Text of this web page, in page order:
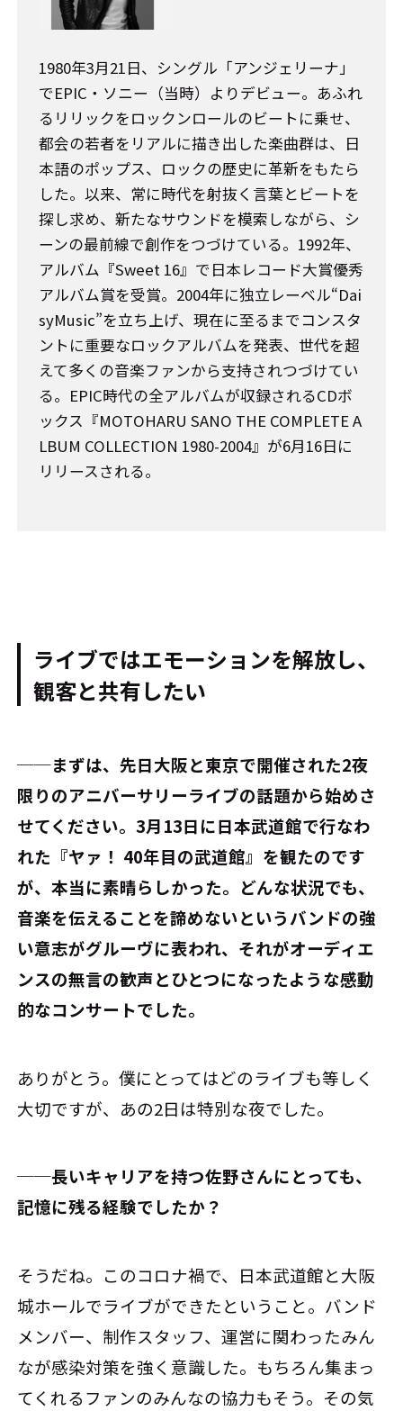
1980年3月21日、シングル「アンジェリーナ」
でEPIC・ソニー（当時）よりデビュー。あふれ
るリリックをロックンロールのビートに乗せ、
都会の若者をリアルに描き出した楽曲群は、日
本語のポップス、ロックの歴史に革新をもたら
した。以来、常に時代を射抜く言葉とビートを
探し求め、新たなサウンドを模索しながら、シ
ーンの最前線で創作をつづけている。1992年、
アルバム『Sweet 16』で日本レコード大賞優秀
アルバム賞を受賞。2004年に独立レーベル“Dai
syMusic”を立ち上げ、現在に至るまでコンスタ
ントに重要なロックアルバムを発表、世代を超
えて多くの音楽ファンから支持されつづけてい
る。EPIC時代の全アルバムが収録されるCDボ
ックス『MOTOHARU SANO THE COMPLETE A
LBUM COLLECTION 1980-2004』が6月16日に
リリースされる。
ライブではエモーションを解放し、
観客と共有したい
──まずは、先日大阪と東京で開催された2夜
限りのアニバーサリーライブの話題から始めさ
せてください。3月13日に日本武道館で行なわ
れた『ヤァ！ 40年目の武道館』を観たのです
が、本当に素晴らしかった。どんな状況でも、
音楽を伝えることを諦めないというバンドの強
い意志がグルーヴに表われ、それがオーディエ
ンスの無言の歓声とひとつになったような感動
的なコンサートでした。
ありがとう。僕にとってはどのライブも等しく
大切ですが、あの2日は特別な夜でした。
──長いキャリアを持つ佐野さんにとっても、
記憶に残る経験でしたか？
そうだね。このコロナ禍で、日本武道館と大阪
城ホールでライブができたということ。バンド
メンバー、制作スタッフ、運営に関わったみん
なが感染対策を強く意識した。もちろん集まっ
てくれるファンのみんなの協力もそう。その気